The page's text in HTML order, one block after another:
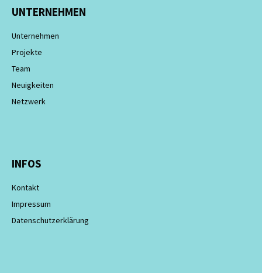
UNTERNEHMEN
Unternehmen
Projekte
Team
Neuigkeiten
Netzwerk
INFOS
Kontakt
Impressum
Datenschutzerklärung